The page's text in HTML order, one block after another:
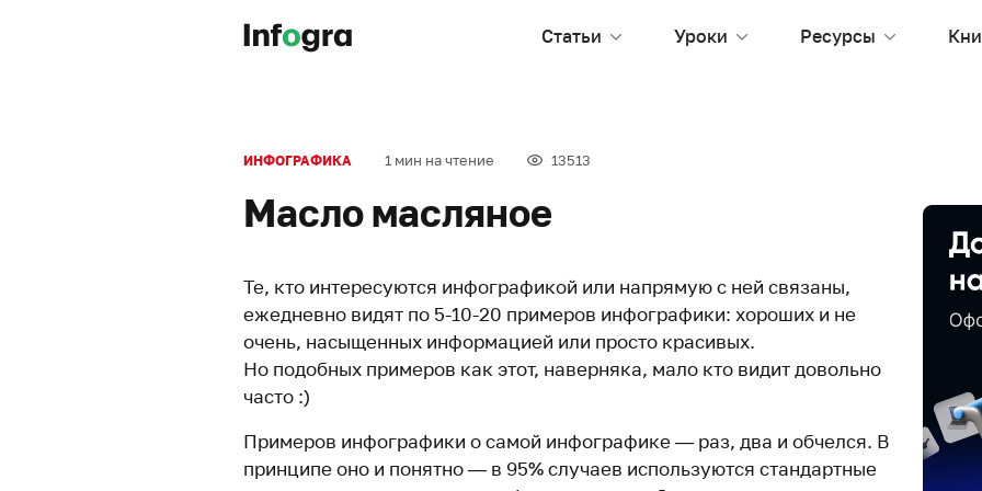
Статьи Уроки Ресурсы
ИНФОГРАФИКА 1 мин на чтение 13513
Масло масляное
Те, кто интересуются инфографикой или напрямую с ней связаны,
ежедневно видят по 5-10-20 примеров инфографики: хороших и не
очень, насыщенных информацией или просто красивых.
Но подобных примеров как этот, наверняка, мало кто видит довольно
часто :)
Примеров инфографики о самой инфографике — раз, два и обчелся. В
принципе оно и понятно — в 95% случаев используются стандартные